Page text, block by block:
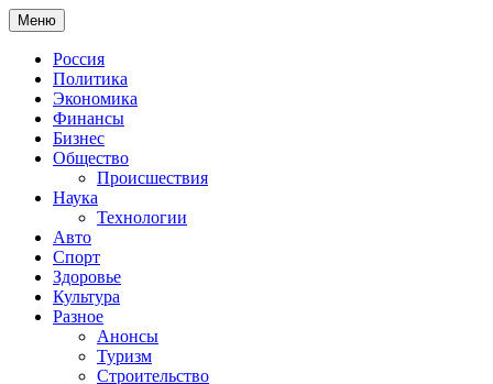
Меню
Россия
Политика
Экономика
Финансы
Бизнес
Общество
Происшествия
Наука
Технологии
Авто
Спорт
Здоровье
Культура
Разное
Анонсы
Туризм
Строительство